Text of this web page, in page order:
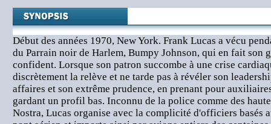
Début des années 1970, New York. Frank Lucas a vécu
du Parrain noir de Harlem, Bumpy Johnson, qui en fait son
confident. Lorsque son patron succombe à une crise
discrètement la relève et ne tarde pas à révéler son
affaires et son extrême prudence, en prenant pour
gardant un profil bas. Inconnu de la police comme des
Nostra, Lucas organise avec la complicité d'officiers basés